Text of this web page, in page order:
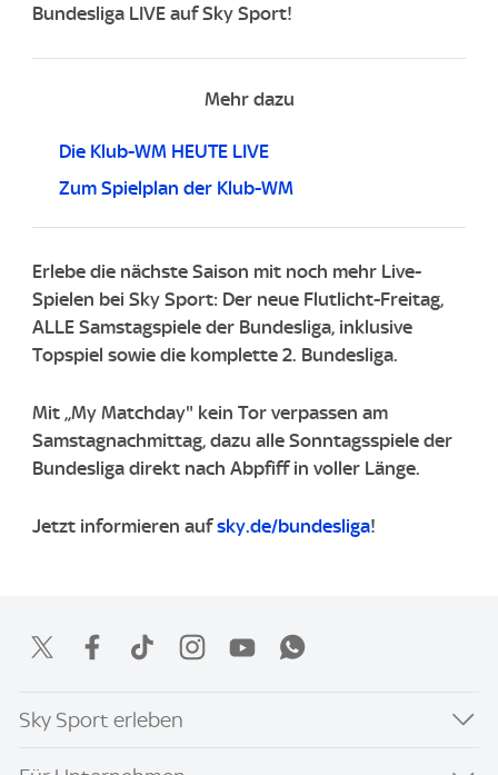
Bundesliga LIVE auf Sky Sport!
Mehr dazu
Die Klub-WM HEUTE LIVE
Zum Spielplan der Klub-WM
Erlebe die nächste Saison mit noch mehr Live-
Spielen bei Sky Sport: Der neue Flutlicht-Freitag,
ALLE Samstagspiele der Bundesliga, inklusive
Topspiel sowie die komplette 2. Bundesliga.
Mit „My Matchday" kein Tor verpassen am
Samstagnachmittag, dazu alle Sonntagsspiele der
Bundesliga direkt nach Abpfiff in voller Länge.
Jetzt informieren aufsky.de/bundesliga!
Sky Sport erleben